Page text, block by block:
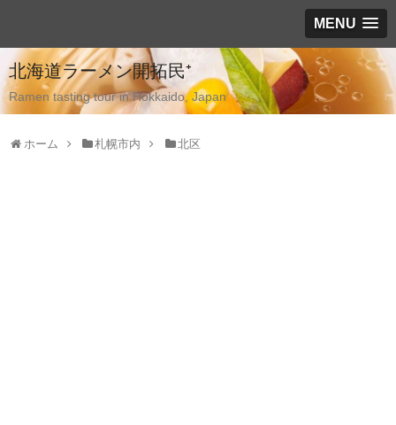
MENU
北海道ラーメン開拓民⁺
Ramen tasting tour in Hokkaido, Japan
ホーム 札幌市内 北区